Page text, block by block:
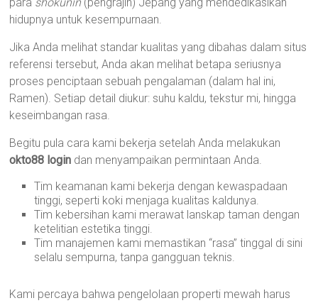
hidupnya untuk kesempurnaan.
Jika Anda melihat standar kualitas yang dibahas dalam situs
referensi tersebut, Anda akan melihat betapa seriusnya
proses penciptaan sebuah pengalaman (dalam hal ini,
Ramen). Setiap detail diukur: suhu kaldu, tekstur mi, hingga
keseimbangan rasa.
Begitu pula cara kami bekerja setelah Anda melakukan
okto88 login dan menyampaikan permintaan Anda.
Tim keamanan kami bekerja dengan kewaspadaan
tinggi, seperti koki menjaga kualitas kaldunya.
Tim kebersihan kami merawat lanskap taman dengan
ketelitian estetika tinggi.
Tim manajemen kami memastikan “rasa” tinggal di sini
selalu sempurna, tanpa gangguan teknis.
Kami percaya bahwa pengelolaan properti mewah harus